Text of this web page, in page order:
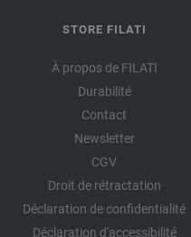
STORE FILATI
À propos de FILATI
Durabilité
Contact
Newsletter
CGV
Droit de rétractation
Déclaration de confidentialité
Déclaration d'accessibilité